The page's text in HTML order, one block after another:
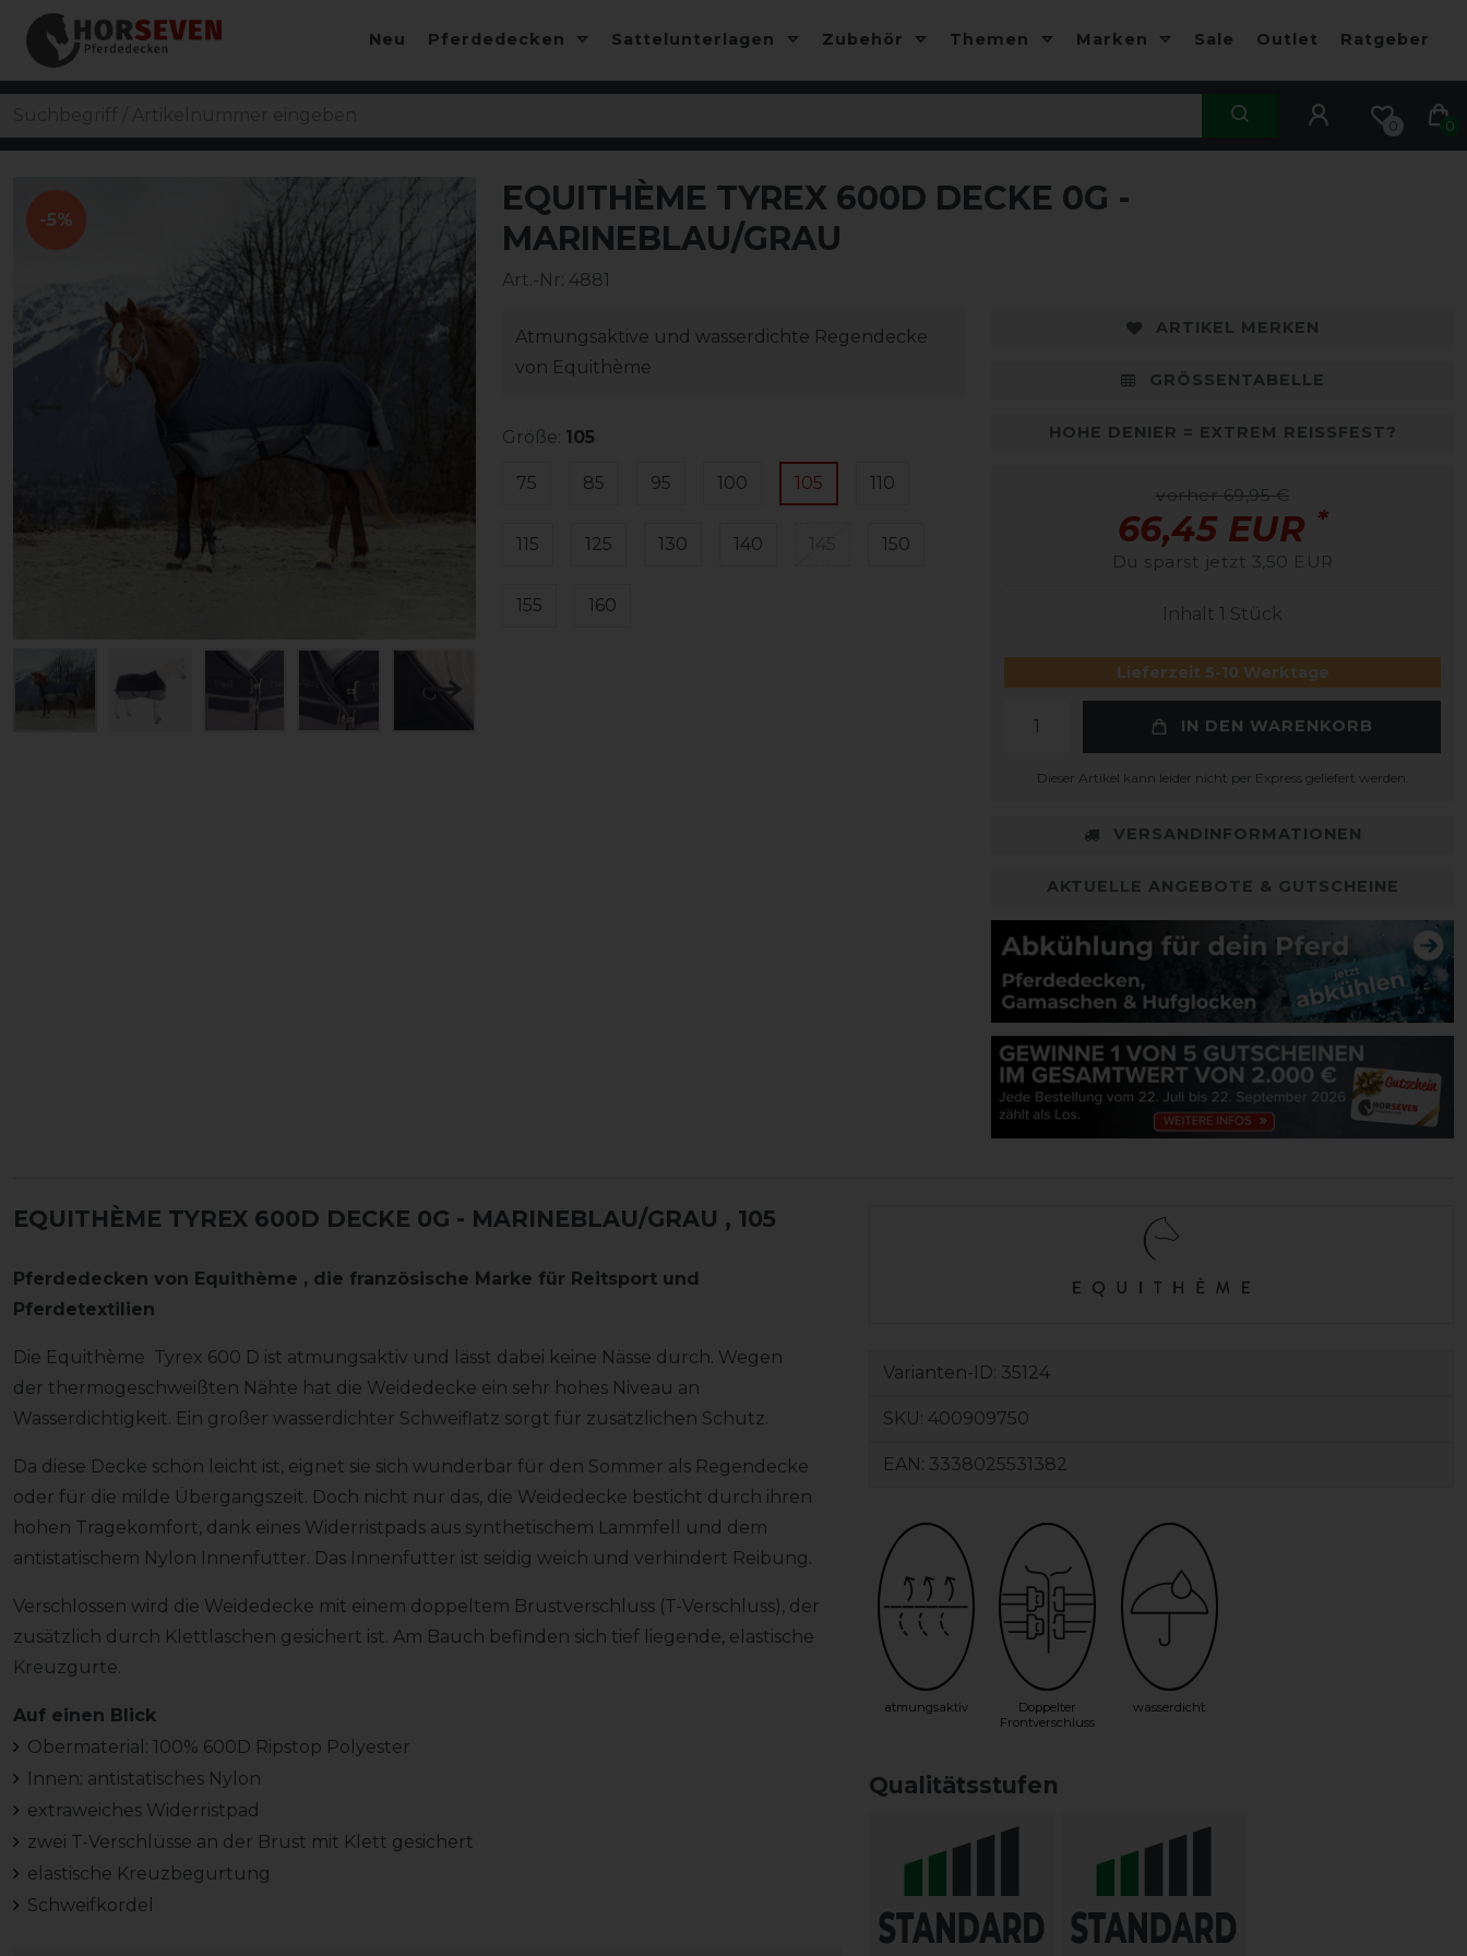
Neu Pferdedecken Sattelunterlagen Zubehör Themen Marken Sale Outlet Ratgeber
0 0
-5% -5%
EQUITHÈME TYREX 600D DECKE 0G -
MARINEBLAU/GRAU
Art.-Nr: 4881
Atmungsaktive und wasserdichte Regendecke
von Equithème
Größe: 105
75 85 95 100 105 110
115 125 130 140 150
155 160
ARTIKEL MERKEN
GRÖSSENTABELLE
HOHE DENIER = EXTREM REISSFEST?
vorher 69,95 €
66,45 EUR *
Du sparst jetzt 3,50 EUR
Inhalt 1 Stück
Lieferzeit 5-10 Werktage
IN DEN WARENKORB
Dieser Artikel kann leider nicht per Express geliefert werden.
VERSANDINFORMATIONEN
AKTUELLE ANGEBOTE & GUTSCHEINE
EQUITHÈME TYREX 600D DECKE 0G - MARINEBLAU/GRAU , 105
Pferdedecken von Equithème , die französische Marke für Reitsport und
Pferdetextilien
Die Equithème Tyrex 600 D ist atmungsaktiv und lässt dabei keine Nässe durch. Wegen
der thermogeschweißten Nähte hat die Weidedecke ein sehr hohes Niveau an
Wasserdichtigkeit. Ein großer wasserdichter Schweiflatz sorgt für zusätzlichen Schutz.
Da diese Decke schön leicht ist, eignet sie sich wunderbar für den Sommer als Regendecke
oder für die milde Übergangszeit. Doch nicht nur das, die Weidedecke besticht durch ihren
hohen Tragekomfort, dank eines Widerristpads aus synthetischem Lammfell und dem
antistatischem Nylon Innenfutter. Das Innenfutter ist seidig weich und verhindert Reibung.
Verschlossen wird die Weidedecke mit einem doppeltem Brustverschluss (T-Verschluss), der
zusätzlich durch Klettlaschen gesichert ist. Am Bauch befinden sich tief liegende, elastische
Kreuzgurte.
Auf einen Blick
Obermaterial: 100% 600D Ripstop Polyester
Innen: antistatisches Nylon
extraweiches Widerristpad
zwei T-Verschlüsse an der Brust mit Klett gesichert
elastische Kreuzbegurtung
Schweifkordel
Varianten-ID: 35124
SKU: 400909750
EAN: 3338025531382
atmungsaktiv
Doppelter
Frontverschluss
wasserdicht
Qualitätsstufen